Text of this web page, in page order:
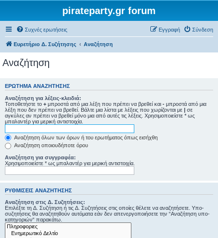
pirateparty.gr forum
Συχνές ερωτήσεις Σύνδεση
Εγγραφή
Ευρετήριο Δ. Συζήτησης Αναζήτηση
Αναζήτηση
ΕΡΏΤΗΜΑ ΑΝΑΖΉΤΗΣΗΣ
Αναζήτηση για λέξεις-κλειδιά:
Τοποθετήστε το + μπροστά από μια λέξη που πρέπει να βρεθεί και - μπροστά από μια
λέξη που δεν πρέπει να βρεθεί. Βάλτε μια λίστα με λέξεις που χωρίζονται με | σε
αγκύλες αν πρέπει να βρεθεί μόνο μια από αυτές τις λέξεις. Χρησιμοποιείστε * ως
μπαλαντέρ για μερική αντιστοιχία.
Αναζήτηση όλων των όρων ή του ερωτήματος όπως εισήχθη
Αναζήτηση οποιουδήποτε όρου
Αναζήτηση για συγγραφέα:
Χρησιμοποιείστε * ως μπαλαντέρ για μερική αντιστοιχία.
ΡΥΘΜΊΣΕΙΣ ΑΝΑΖΉΤΗΣΗΣ
Αναζήτηση στις Δ. Συζητήσεις:
Επιλέξτε τη Δ. Συζήτηση ή τις Δ. Συζητήσεις στις οποίες θέλετε να αναζητήσετε. Υπο-
συζητήσεις θα αναζητηθούν αυτόματα εάν δεν απενεργοποιήσετε την “Αναζήτηση υπο-
κατηγοριών“ παρακάτω.